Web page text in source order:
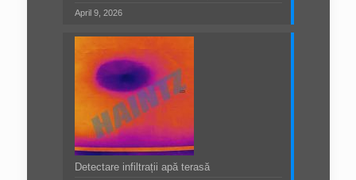
April 9, 2026
Detectare infiltrații apă terasă